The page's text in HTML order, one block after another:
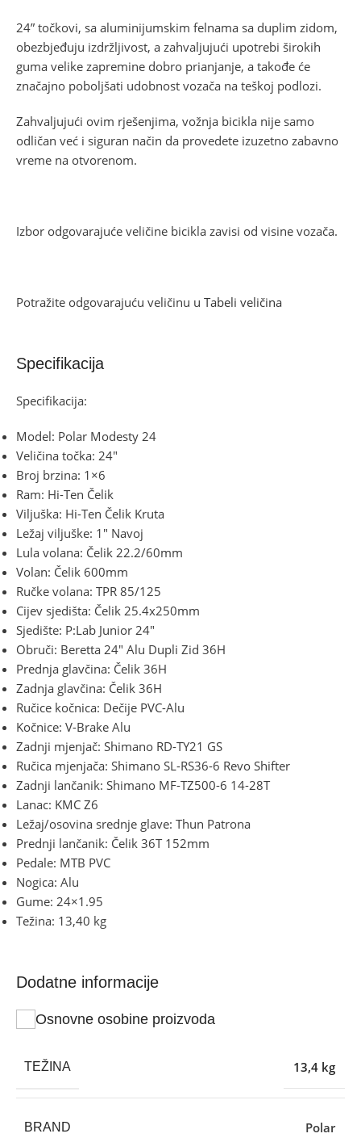
24” točkovi, sa aluminijumskim felnama sa duplim zidom,
obezbjeđuju izdržljivost, a zahvaljujući upotrebi širokih
guma velike zapremine dobro prianjanje, a takođe će
značajno poboljšati udobnost vozača na teškoj podlozi.
Zahvaljujući ovim rješenjima, vožnja bicikla nije samo
odličan već i siguran način da provedete izuzetno zabavno
vreme na otvorenom.
Izbor odgovarajuće veličine bicikla zavisi od visine vozača.
Potražite odgovarajuću veličinu u Tabeli veličina
Specifikacija
Specifikacija:
Model: Polar Modesty 24
Veličina točka: 24″
Broj brzina: 1×6
Ram: Hi-Ten Čelik
Viljuška: Hi-Ten Čelik Kruta
Ležaj viljuške: 1″ Navoj
Lula volana: Čelik 22.2/60mm
Volan: Čelik 600mm
Ručke volana: TPR 85/125
Cijev sjedišta: Čelik 25.4x250mm
Sjedište: P:Lab Junior 24″
Obruči: Beretta 24″ Alu Dupli Zid 36H
Prednja glavčina: Čelik 36H
Zadnja glavčina: Čelik 36H
Ručice kočnica: Dečije PVC-Alu
Kočnice: V-Brake Alu
Zadnji mjenjač: Shimano RD-TY21 GS
Ručica mjenjača: Shimano SL-RS36-6 Revo Shifter
Zadnji lančanik: Shimano MF-TZ500-6 14-28T
Lanac: KMC Z6
Ležaj/osovina srednje glave: Thun Patrona
Prednji lančanik: Čelik 36T 152mm
Pedale: MTB PVC
Nogica: Alu
Gume: 24×1.95
Težina: 13,40 kg
Dodatne informacije
Osnovne osobine proizvoda
TEŽINA 13,4 kg
BRAND Polar